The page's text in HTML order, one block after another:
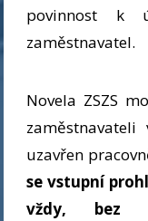
povinnost k
zaměstnavatel.
Novela ZSZS
uzavřen
se vstupní
vždy, bez